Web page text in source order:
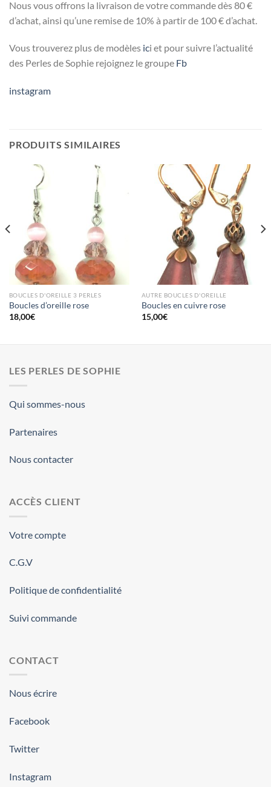
Nous vous offrons la livraison de votre commande dès 80 €
d’achat, ainsi qu’une remise de 10% à partir de 100 € d’achat.
Vous trouverez plus de modèles ici et pour suivre l’actualité
des Perles de Sophie rejoignez le groupe Fb
instagram
PRODUITS SIMILAIRES
BOUCLES D'OREILLE 3 PERLES
Boucles d’oreille rose
18,00€
AUTRE BOUCLES D'OREILLE
Boucles en cuivre rose
15,00€
LES PERLES DE SOPHIE
Qui sommes-nous
Partenaires
Nous contacter
ACCÈS CLIENT
Votre compte
C.G.V
Politique de confidentialité
Suivi commande
CONTACT
Nous écrire
Facebook
Twitter
Instagram